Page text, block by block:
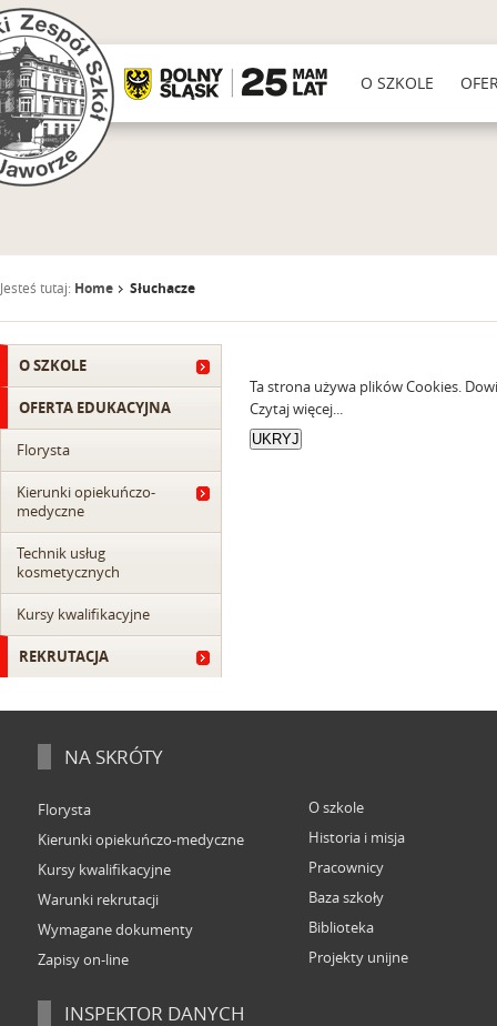
O SZKOLE
Jesteś tutaj: Home Słuchacze
O SZKOLE
OFERTA EDUKACYJNA
Florysta
Kierunki opiekuńczo-
medyczne
Technik usług
kosmetycznych
Kursy kwalifikacyjne
REKRUTACJA
Ta strona używa plików Cookies.
Czytaj więcej...
NA SKRÓTY
Florysta
Kierunki opiekuńczo-medyczne
Kursy kwalifikacyjne
Warunki rekrutacji
Wymagane dokumenty
Zapisy on-line
INSPEKTOR DANYCH
O szkole
Historia i misja
Pracownicy
Baza szkoły
Biblioteka
Projekty unijne